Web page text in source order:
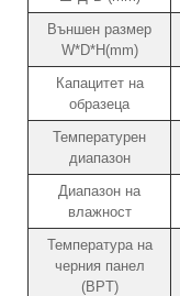
Външен размер
W*D*H(mm)
Капацитет на
образеца
Температурен
диапазон
Диапазон на
влажност
Температура на
черния панел
(BPT)